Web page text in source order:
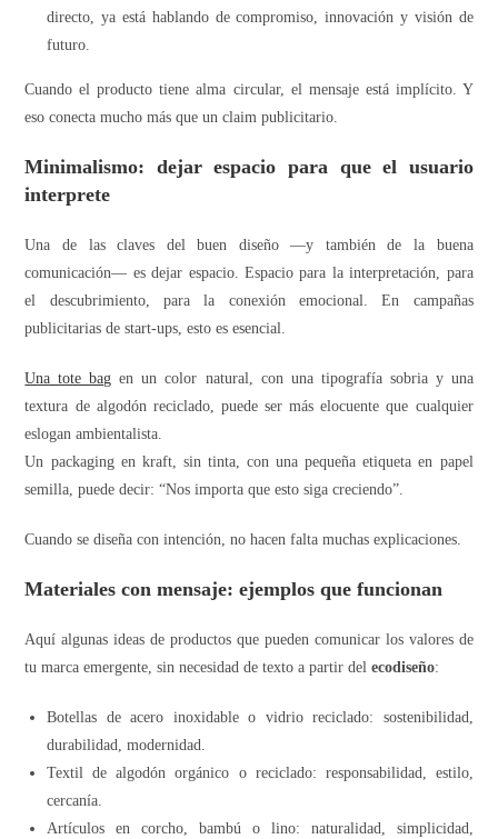
directo, ya está hablando de compromiso, innovación y visión de
futuro.
Cuando el producto tiene alma circular, el mensaje está implícito. Y
eso conecta mucho más que un claim publicitario.
Minimalismo: dejar espacio para que el usuario
interprete
Una de las claves del buen diseño —y también de la buena
comunicación— es dejar espacio. Espacio para la interpretación, para
el descubrimiento, para la conexión emocional. En campañas
publicitarias de start-ups, esto es esencial.
Una tote bag en un color natural, con una tipografía sobria y una
textura de algodón reciclado, puede ser más elocuente que cualquier
eslogan ambientalista.
Un packaging en kraft, sin tinta, con una pequeña etiqueta en papel
semilla, puede decir: “Nos importa que esto siga creciendo”.
Cuando se diseña con intención, no hacen falta muchas explicaciones.
Materiales con mensaje: ejemplos que funcionan
Aquí algunas ideas de productos que pueden comunicar los valores de
tu marca emergente, sin necesidad de texto a partir delecodiseño:
Botellas de acero inoxidable o vidrio reciclado: sostenibilidad,
durabilidad, modernidad.
Textil de algodón orgánico o reciclado: responsabilidad, estilo,
cercanía.
Artículos en corcho, bambú o lino: naturalidad, simplicidad,